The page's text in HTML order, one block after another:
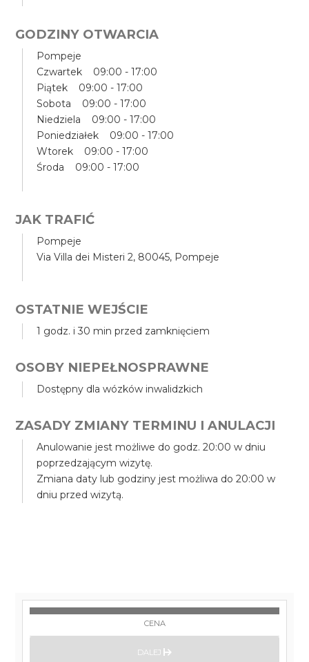
GODZINY OTWARCIA
Pompeje
Czwartek 09:00 - 17:00
Piątek 09:00 - 17:00
Sobota 09:00 - 17:00
Niedziela 09:00 - 17:00
Poniedziałek 09:00 - 17:00
Wtorek 09:00 - 17:00
Środa 09:00 - 17:00
JAK TRAFIĆ
Pompeje
Via Villa dei Misteri 2, 80045, Pompeje
OSTATNIE WEJŚCIE
1 godz. i 30 min przed zamknięciem
OSOBY NIEPEŁNOSPRAWNE
Dostępny dla wózków inwalidzkich
ZASADY ZMIANY TERMINU I ANULACJI
Anulowanie jest możliwe do godz. 20:00 w dniu
poprzedzającym wizytę.
Zmiana daty lub godziny jest możliwa do 20:00 w
dniu przed wizytą.
CENA
DALEJ